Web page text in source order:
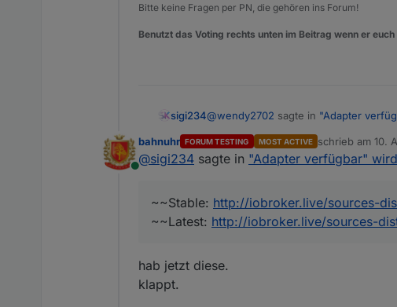
Bitte keine Fragen per PN, die gehören ins Forum!
Benutzt das Voting rechts unten im Beitrag wenn er
sigi234@wendy2702 sagte in "Adapter
@sigi234: was genau bekannt
@Stabilosticksagte in "Adapter
Aktuell funktionieren die folgenden
Latest: http://
Online
bahnuhr FORUM TESTING MOST ACTIVE schrieb am10.
zuletzt editiert
@sigi234 sagte in "Adapter verfügbar"
~~Stable: http://iobroker.live/sources-
~~Latest: http://iobroker.live/sources-
hab jetzt diese.
klappt.